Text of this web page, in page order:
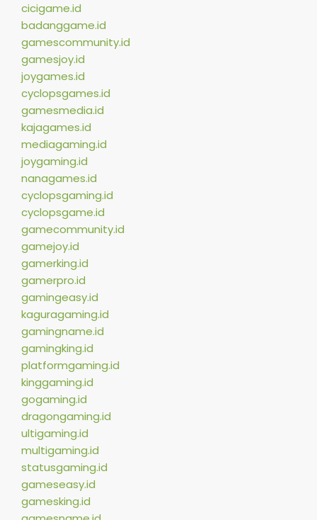
cicigame.id
badanggame.id
gamescommunity.id
gamesjoy.id
joygames.id
cyclopsgames.id
gamesmedia.id
kajagames.id
mediagaming.id
joygaming.id
nanagames.id
cyclopsgaming.id
cyclopsgame.id
gamecommunity.id
gamejoy.id
gamerking.id
gamerpro.id
gamingeasy.id
kaguragaming.id
gamingname.id
gamingking.id
platformgaming.id
kinggaming.id
gogaming.id
dragongaming.id
ultigaming.id
multigaming.id
statusgaming.id
gameseasy.id
gamesking.id